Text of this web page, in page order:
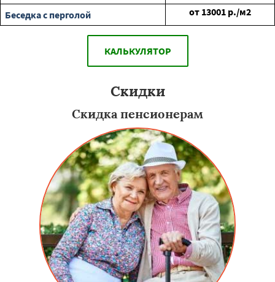
Беседка с перголой
от 13001 р./м2
КАЛЬКУЛЯТОР
Скидки
Скидка пенсионерам